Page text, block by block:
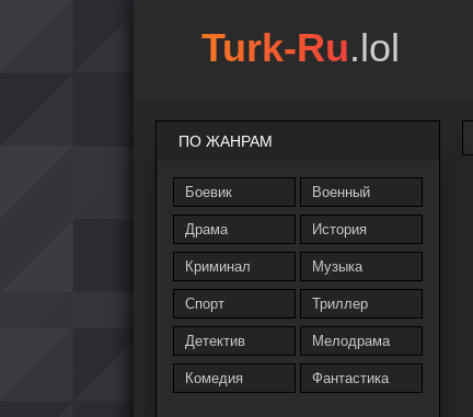
ПО ЖАНРАМ
Боевик
Драма
Криминал
Спорт
Детектив
Комедия
Военный
История
Музыка
Триллер
Мелодрама
Фантастика
Turk-Ru.lol